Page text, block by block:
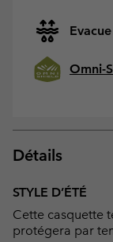
Omni-
Détails
STYLE D’ÉTÉ
Cette casquette
protégera par